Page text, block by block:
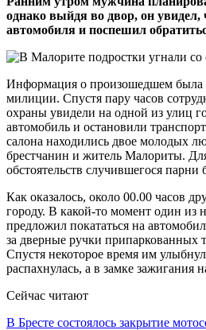
однако выйдя во двор, он увидел,
автомобиля и поспешил
Информация о произошедшем была
милиции. Спустя пару часов
охраны увидели на одной из улиц
автомобиль и остановили
салона находились двое молодых
брестчанин и житель Малориты.
обстоятельств случившегося
Как оказалось, около 00.00 часов
городу. В какой-то момент один из
предложил покататься на
за дверные ручки припаркованных
Спустя некоторое время им
распахнулась, а в замке зажигания
Сейчас читают
В Бресте состоялось закрытие